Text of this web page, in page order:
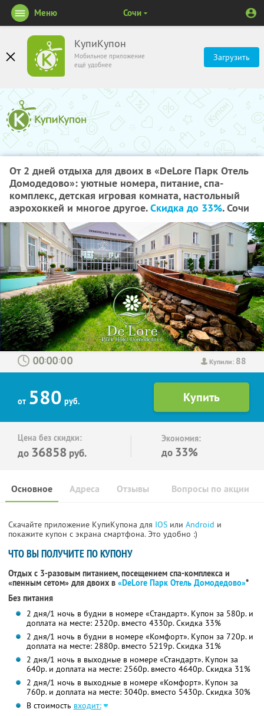
КупиКупон
Мобильное приложение
ещё удобнее
Загрузить
Меню Сочи
От 2 дней отдыха для двоих в «DeLore Парк Отель
Домодедово»: уютные номера, питание, спа-
комплекс, детская игровая комната, настольный
аэрохоккей и многое другое.Скидка до 33%. Сочи
Купили: 88
: :
от 580 руб.
Цена без скидки:
до 36858 руб.
Экономия:
до 33%
Основное Отзывы Вопросы по акции
Адреса
Скачайте приложение КупиКупона для IOS или Android и
покажите купон с экрана смартфона. Это удобно :)
ЧТО ВЫ ПОЛУЧИТЕ ПО КУПОНУ
Отдых с 3-разовым питанием, посещением спа-комплекса и
«пенным сетом» для двоих в «DeLore Парк Отель Домодедово»*
Без питания
2 дня/1 ночь в будни в номере «Стандарт». Купон за 580р. и
доплата на месте: 2320р. вместо 4330р. Скидка 33%
2 дня/1 ночь в будни в номере «Комфорт». Купон за 720р. и
доплата на месте: 2880р. вместо 5219р. Скидка 31%
2 дня/1 ночь в выходные в номере «Стандарт». Купон за
640р. и доплата на месте: 2560р. вместо 4640р. Скидка 31%
2 дня/1 ночь в выходные в номере «Комфорт». Купон за
760р. и доплата на месте: 3040р. вместо 5430р. Скидка 30%
В стоимость входит: